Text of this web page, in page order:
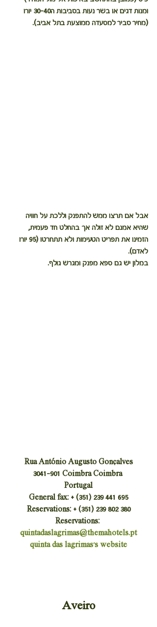
ומנות דגים או בשר נעות בסביבות ה30-40 יורו
(מחיר סביר למסעדה ממוצעת בתל אביב).
אבל אם תרצו ממש להתפנק וללכת על חוויה
שהיא אמנם לא זולה אך בהחלט חד פעמית,
הזמינו את תפריט הטעימות ולא תתחרטו (95 יורו
לאדם).
במלון יש גם ספא מפנק ומגרש גולף.
Rua António Augusto Gonçalves
3041-901 Coimbra Coimbra
Portugal
General fax: + (351) 239 441 695
Reservations: + (351) 239 802 380
Reservations:
quintadaslagrimas@themahotels.pt
quinta das lagrimas's website
Aveiro